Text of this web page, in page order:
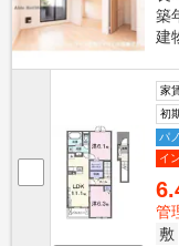
築
建
家
初
パ
イ
管
敷